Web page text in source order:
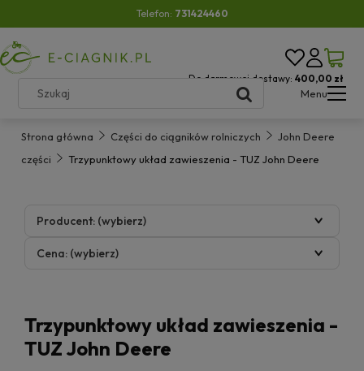
Telefon: 731424460
Do darmowej dostawy: 400,00 zł
Menu
Strona główna Części do ciągników rolniczych
John Deere
części
Trzypunktowy układ zawieszenia - TUZ John Deere
Producent: (wybierz)
Cena: (wybierz)
Trzypunktowy układ zawieszenia -
TUZ John Deere